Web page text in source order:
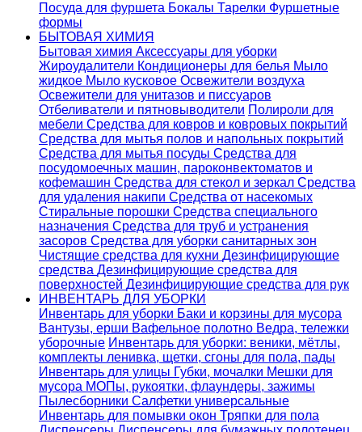
Посуда для фуршета Бокалы Тарелки Фуршетные
формы
БЫТОВАЯ ХИМИЯ
Бытовая химия Аксессуары для уборки
Жироудалители Кондиционеры для белья Мыло
жидкое Мыло кусковое Освежители воздуха
Освежители для унитазов и писсуаров
Отбеливатели и пятновыводители Полироли для
мебели Средства для ковров и ковровых покрытий
Средства для мытья полов и напольных покрытий
Средства для мытья посуды Средства для
посудомоечных машин, пароконвектоматов и
кофемашин Средства для стекол и зеркал Средства
для удаления накипи Средства от насекомых
Стиральные порошки Cредства специального
назначения Средства для труб и устранения
засоров Средства для уборки санитарных зон
Чистящие средства для кухни Дезинфицирующие
средства Дезинфицирующие средства для
поверхностей Дезинфицирующие средства для рук
ИНВЕНТАРЬ ДЛЯ УБОРКИ
Инвентарь для уборки Баки и корзины для мусора
Вантузы, ерши Вафельное полотно Ведра, тележки
уборочные Инвентарь для уборки: веники, мётлы,
комплекты ленивка, щетки, сгоны для пола, пады
Инвентарь для улицы Губки, мочалки Мешки для
мусора МОПы, рукоятки, флаундеры, зажимы
Пылесборники Салфетки универсальные
Инвентарь для помывки окон Тряпки для пола